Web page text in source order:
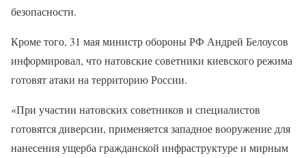
безопасности.
Кроме того, 31 мая министр обороны РФ Андрей Белоусов
информировал, что натовские советники киевского режима
готовят атаки на территорию России.
«При участии натовских советников и специалистов
готовятся диверсии, применяется западное вооружение для
нанесения ущерба гражданской инфраструктуре и мирным